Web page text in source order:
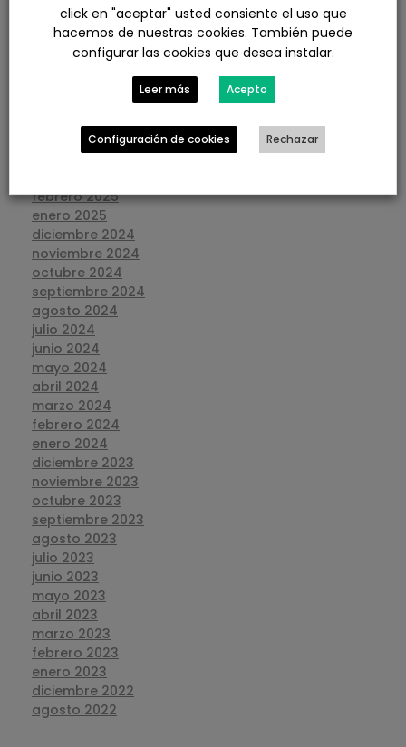
diciembre 2025
noviembre 2025
octubre 2025
septiembre 2025
mayo 2025
abril 2025
febrero 2025
enero 2025
diciembre 2024
noviembre 2024
octubre 2024
septiembre 2024
agosto 2024
julio 2024
junio 2024
mayo 2024
abril 2024
marzo 2024
febrero 2024
enero 2024
diciembre 2023
noviembre 2023
octubre 2023
septiembre 2023
agosto 2023
julio 2023
junio 2023
mayo 2023
abril 2023
marzo 2023
febrero 2023
enero 2023
diciembre 2022
agosto 2022
click en "aceptar" usted consiente el uso que
hacemos de nuestras cookies. También puede
configurar las cookies que desea instalar.
Leer más Acepto
Configuración de cookies Rechazar